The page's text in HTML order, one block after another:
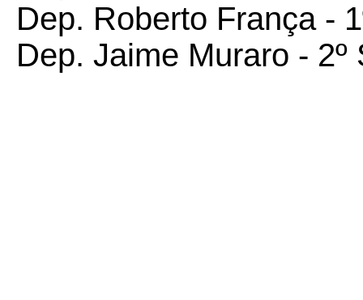
Dep. Roberto França -
Dep. Jaime Muraro - 2º